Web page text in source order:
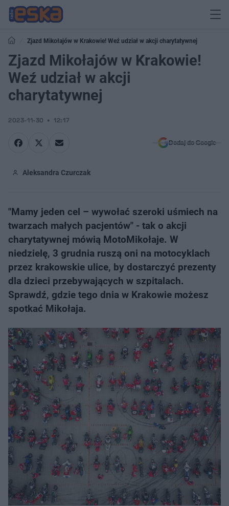
Zjazd Mikołajów w Krakowie! Weź udział w akcji charytatywnej
Zjazd Mikołajów w Krakowie!
Weź udział w akcji
charytatywnej
2023-11-30 12:17
Dodaj do Google
Aleksandra Czurczak
"Mamy jeden cel – wywołać szeroki uśmiech na
twarzach małych pacjentów" - tak o akcji
charytatywnej mówią MotoMikołaje. W
niedzielę, 3 grudnia ruszą oni na motocyklach
przez krakowskie ulice, by dostarczyć prezenty
dla dzieci przebywających w szpitalach.
Sprawdź, gdzie tego dnia w Krakowie możesz
spotkać Mikołaja.